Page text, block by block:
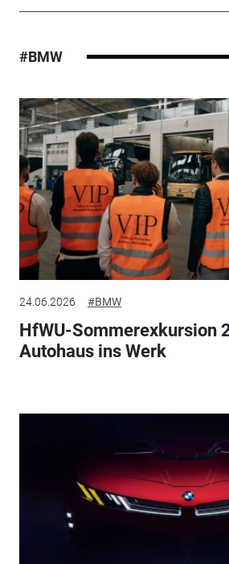
#BMW
24.06.2026 #BMW
HfWU-Sommerexkursion
Autohaus ins Werk